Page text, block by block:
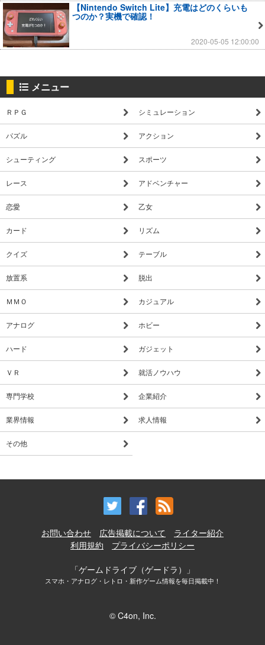
【Nintendo Switch Lite】充電はどのくらいも
つのか？実機で確認！
2020-05-05 12:00:00
メニュー
ＲＰＧ シミュレーション
パズル アクション
シューティング スポーツ
レース アドベンチャー
恋愛 乙女
カード リズム
クイズ テーブル
放置系 脱出
ＭＭＯ カジュアル
アナログ ホビー
ハード ガジェット
ＶＲ 就活ノウハウ
専門学校 企業紹介
業界情報 求人情報
その他
お問い合わせ 広告掲載について
ライター紹介
利用規約
プライバシーポリシー
「ゲームドライブ（ゲードラ）」
スマホ・アナログ・レトロ・新作ゲーム情報を毎日掲載中！
© C4on, Inc.